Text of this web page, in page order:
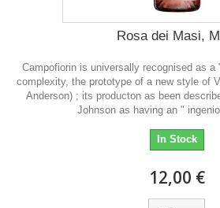
Rosa dei Masi,
Campofiorin is universally recognised as a
complexity, the prototype of a new style of
Anderson) ; its producton as been
Johnson as having an "
In Stock
12,00 €